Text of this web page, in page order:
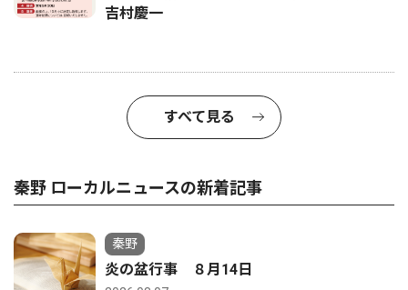
吉村慶一
すべて見る
秦野 ローカルニュースの新着記事
秦野
炎の盆行事 ８月14日